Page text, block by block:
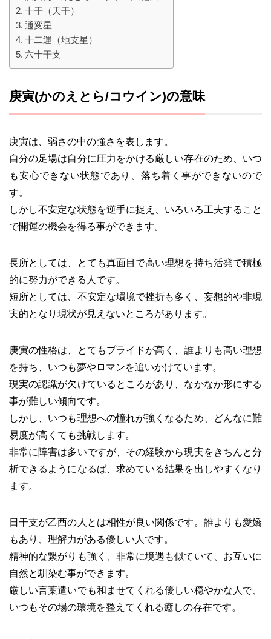
十干（天干）
通変星
十二運（地支星）
六十干支
庚寅(かのえとら/コウイン)の意味
庚寅は、弱さの中の強さを表します。
自分の足場は自分に圧力をかける厳しい存在のため、いつ
も安心できない状態であり、落ち着く事ができないので
す。
しかし不安定な状態を逆手に捉え、いろいろ工夫すること
で開運の機会を得る事ができます。
長所としては、とても真面目で高い理想を持ち活発で積極
的に努力ができる人です。
短所としては、不安定な環境で挫折も多く、妄想的や非現
実的となり現状が見えないところがあります。
庚寅の性格は、とてもプライドが高く、誰よりも高い理想
を持ち、いつも夢やロマンを追いかけています。
現実の認識が欠けているところがあり、なかなか形にする
事が難しい傾向です。
しかし、いつも理想への憧れが強くなるため、どんなに難
易度が高くても挑戦します。
非常に障害は多いですが、その経験から現実をきちんと分
析できるようになるば、求めている結果を出しやすくなり
ます。
日干支が乙酉の人とは相性が良い関係です。誰よりも愛嬌
もあり、理解力がある優しい人です。
精神的な繋がりも強く、非常に境遇も似ていて、お互いに
自然と馴染む事ができます。
厳しい言葉遣いでも和ませてくれる優しい穏やかな人で、
いつもその場の環境を整えてくれる癒しの存在です。